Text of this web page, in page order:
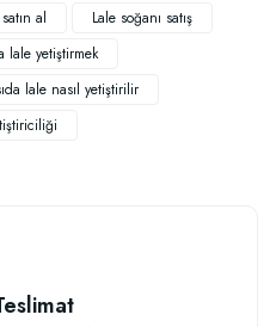
al
Lale soğanı satış
lale yetiştirmek
lale nasıl yetiştirilir